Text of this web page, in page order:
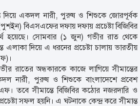
দিয়ে একদল নারী, পুরুষ ও শিশুকে জোরপূর্বক
বিএসএফের দফায় দফায় প্রচেষ্টা বিজিবির
হয়েছে। সোমবার (১ জুন) গভীর রাত থেকে
এলাকা দিয়ে এ ধরনের প্রচেষ্টা চালায় ভারতীয়
রাতের অন্ধকারকে কাজে লাগিয়ে সীমান্তের
নারী, পুরুষ ও শিশুকে বাংলাদেশে প্রবেশ
তবে সীমান্তে বিজিবির কঠোর নজরদারি ও
সফল হয়নি। এ ঘটনাকে কেন্দ্র করে সীমান্ত